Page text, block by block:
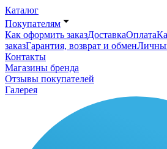
Каталог
Покупателям
Как оформить заказДоставкаОплата
заказГарантия, возврат и обмен
Контакты
Магазины бренда
Отзывы покупателей
Галерея